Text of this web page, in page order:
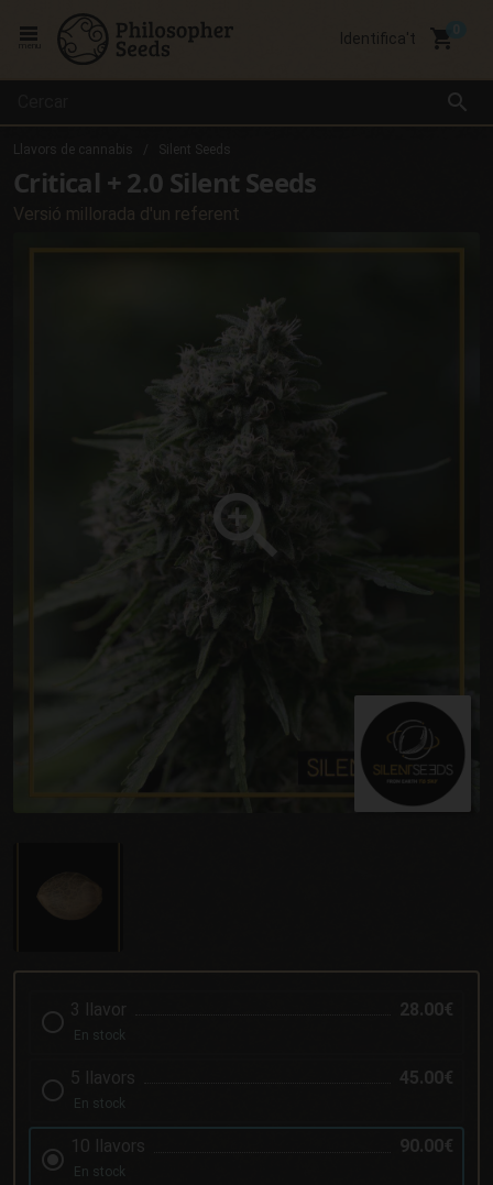
search
Identifica't local_grocery_store
Llavors de cannabis Silent Seeds
Critical + 2.0 Silent Seeds
Versió millorada d'un referent
3 llavor 28.00€
En stock
5 llavors 45.00€
En stock
10 llavors 90.00€
En stock